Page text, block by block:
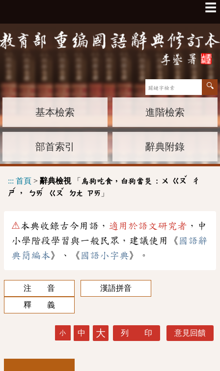
☰
基本檢索 進階檢索
部首索引 辭典附錄
::: 首頁 > 辭典檢視「 烏狗吃食，白狗當災 : ㄨ ㄍㄡ
ˇ
ㄔ
ㄕ
ˊ
， ㄅㄞ
ˊ
ㄍㄡ
ˇ
ㄉㄤ ㄗㄞ 」
⚠本典收錄古今用語， 適用於語文研究者 ，中
小學階段學習與一般民眾，建議使用《 國語辭
典簡編本》、《 國語小字典》。
注 音
漢語拼音
釋 義
小 中 大 列 印 意見回饋